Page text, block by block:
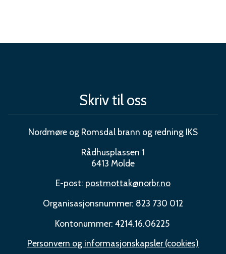
Skriv til oss
Nordmøre og Romsdal brann og redning IKS
Rådhusplassen 1
6413 Molde
E-post: postmottak@norbr.no
Organisasjonsnummer: 823 730 012
Kontonummer: 4214.16.06225
Personvern og informasjonskapsler (cookies)